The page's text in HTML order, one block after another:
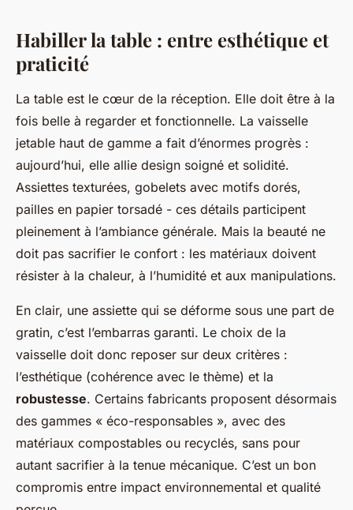
Habiller la table : entre esthétique et
praticité
La table est le cœur de la réception. Elle doit être à la
fois belle à regarder et fonctionnelle. La vaisselle
jetable haut de gamme a fait d’énormes progrès :
aujourd’hui, elle allie design soigné et solidité.
Assiettes texturées, gobelets avec motifs dorés,
pailles en papier torsadé - ces détails participent
pleinement à l’ambiance générale. Mais la beauté ne
doit pas sacrifier le confort : les matériaux doivent
résister à la chaleur, à l’humidité et aux manipulations.
En clair, une assiette qui se déforme sous une part de
gratin, c’est l’embarras garanti. Le choix de la
vaisselle doit donc reposer sur deux critères :
l’esthétique (cohérence avec le thème) et la
robustesse. Certains fabricants proposent désormais
des gammes « éco-responsables », avec des
matériaux compostables ou recyclés, sans pour
autant sacrifier à la tenue mécanique. C’est un bon
compromis entre impact environnemental et qualité